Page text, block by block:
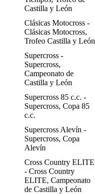
Castilla y León
Clásicas Motocross -
Clásicas Motocross,
Trofeo Castilla y León
Supercross -
Supercross,
Campeonato de
Castilla y León
Supercross 85 c.c. -
Supercross, Copa 85
c.c.
Supercross Alevín -
Supercross, Copa
Alevín
Cross Country ELITE
- Cross Country
ELITE, Campeonato
de Castilla y León